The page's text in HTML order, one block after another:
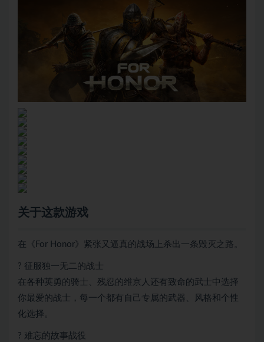
关于这款游戏
在《For Honor》紧张又逼真的战场上杀出一条毁灭之路。
? 征服独一无二的战士
在各种英勇的骑士、残忍的维京人还有致命的武士中选择
你最爱的战士，每一个都有自己专属的武器、风格和个性
化选择。
? 难忘的故事战役